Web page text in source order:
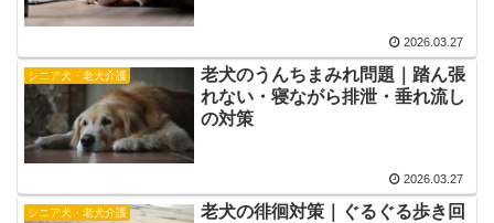
2026.03.27
シニア犬・老犬介護
老犬のうんちまみれ問題｜踏ん張
れない・寝ながら排泄・垂れ流し
の対策
2026.03.27
シニア犬・老犬介護
老犬の徘徊対策｜ぐるぐる歩き回